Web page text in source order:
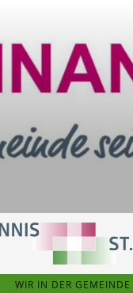
WIR IN DER GEMEINDE